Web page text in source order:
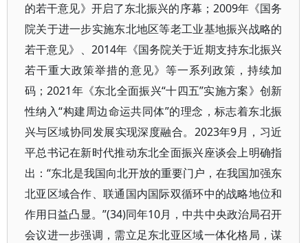
的若干意见》开启了东北振兴的序幕；2009年《国务
院关于进一步实施东北地区等老工业基地振兴战略的
若干意见》、2014年《国务院关于近期支持东北振兴
若干重大政策举措的意见》等一系列政策，持续加
码；2021年《东北全面振兴“十四五”实施方案》创新
性纳入“构建周边命运共同体”的理念，标志着东北振
兴与区域协同发展实现深度融合。2023年9月，习近
平总书记在新时代推动东北全面振兴座谈会上明确指
出：“东北是我国向北开放的重要门户，在我国加强东
北亚区域合作、联通国内国际双循环中的战略地位和
作用日益凸显。”(34)同年10月，中共中央政治局召开
会议进一步强调，需立足东北亚区域一体化格局，谋